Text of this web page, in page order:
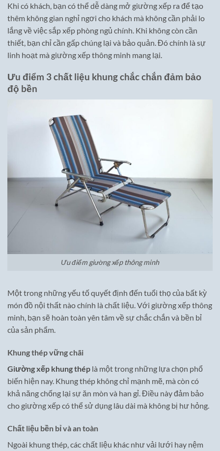
Khi có khách, bạn có thể dễ dàng mở giường xếp ra để tạo
thêm không gian nghỉ ngơi cho khách mà không cần phải lo
lắng về việc sắp xếp phòng ngủ chính. Khi không còn cần
thiết, bạn chỉ cần gấp chúng lại và bảo quản. Đó chính là sự
linh hoạt mà giường xếp thông minh mang lại.
Ưu điểm 3 chất liệu khung chắc chắn đảm bảo
độ bền
Ưu điểm giường xếp thông minh
Một trong những yếu tố quyết định đến tuổi thọ của bất kỳ
món đồ nội thất nào chính là chất liệu. Với giường xếp thông
minh, bạn sẽ hoàn toàn yên tâm về sự chắc chắn và bền bỉ
của sản phẩm.
Khung thép vững chãi
Giường xếp khung thép là một trong những lựa chọn phổ
biến hiện nay. Khung thép không chỉ mạnh mẽ, mà còn có
khả năng chống lại sự ăn mòn và han gỉ. Điều này đảm bảo
cho giường xếp có thể sử dụng lâu dài mà không bị hư hỏng.
Chất liệu bền bỉ và an toàn
Ngoài khung thép, các chất liệu khác như vải lưới hay nệm